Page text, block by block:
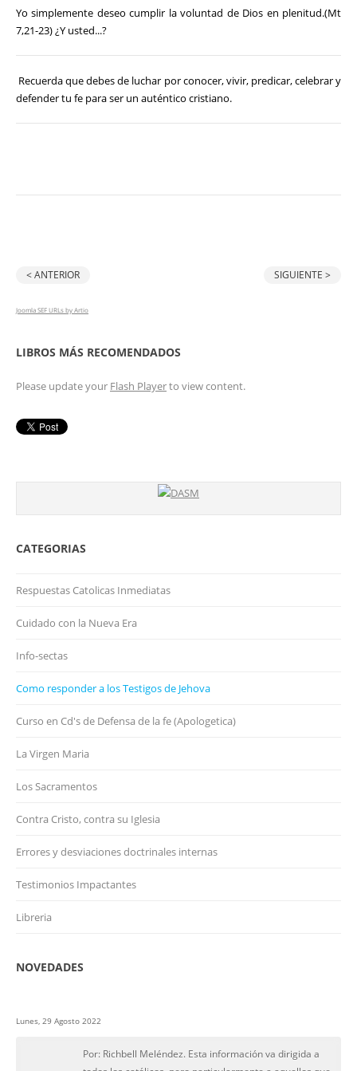
Yo simplemente deseo cumplir la voluntad de Dios en plenitud.(Mt
7,21-23) ¿Y usted...?
Recuerda que debes de luchar por conocer, vivir, predicar, celebrar y
defender tu fe para ser un auténtico cristiano.
< ANTERIOR SIGUIENTE >
Joomla SEF URLs by Artio
LIBROS MÁS RECOMENDADOS
Please update your Flash Playerto view content.
CATEGORIAS
Respuestas Catolicas Inmediatas
Cuidado con la Nueva Era
Info-sectas
Como responder a los Testigos de Jehova
Curso en Cd's de Defensa de la fe (Apologetica)
La Virgen Maria
Los Sacramentos
Contra Cristo, contra su Iglesia
Errores y desviaciones doctrinales internas
Testimonios Impactantes
Libreria
NOVEDADES
Lunes, 29 Agosto 2022
Por: Richbell Meléndez. Esta información va dirigida a